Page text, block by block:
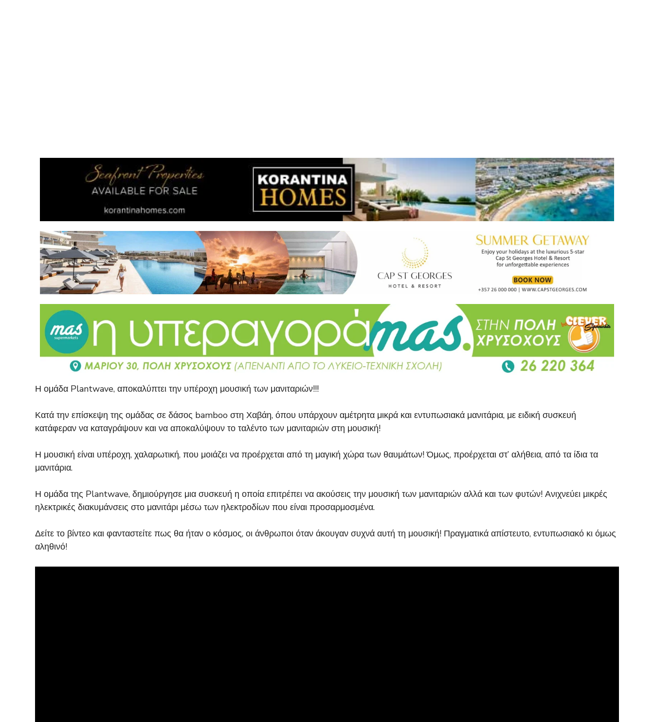
Η ομάδα Plantwave, αποκαλύπτει την υπέροχη μουσική των μανιταριών!!!
Κατά την επίσκεψη της ομάδας σε δάσος bamboo στη Χαβάη, όπου υπάρχουν αμέτρητα μικρά και εντυπωσιακά μανιτάρια, με ειδική συσκευή
κατάφεραν να καταγράψουν και να αποκαλύψουν το ταλέντο των μανιταριών στη μουσική!
Η μουσική είναι υπέροχη, χαλαρωτική, που μοιάζει να προέρχεται από τη μαγική χώρα των θαυμάτων! Όμως, προέρχεται στ’ αλήθεια, από τα ίδια τα
μανιτάρια.
Η ομάδα της Plantwave, δημιούργησε μια συσκευή η οποία επιτρέπει να ακούσεις την μουσική των μανιταριών αλλά και των φυτών! Ανιχνεύει μικρές
ηλεκτρικές διακυμάνσεις στο μανιτάρι μέσω των ηλεκτροδίων που είναι προσαρμοσμένα.
Δείτε το βίντεο και φανταστείτε πως θα ήταν ο κόσμος, οι άνθρωποι όταν άκουγαν συχνά αυτή τη μουσική! Πραγματικά απίστευτο, εντυπωσιακό κι όμως
αληθινό!